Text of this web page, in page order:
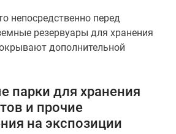
непосредственно перед
резервуары для хранения
дополнительной
парки для хранения
и прочие
на экспозиции